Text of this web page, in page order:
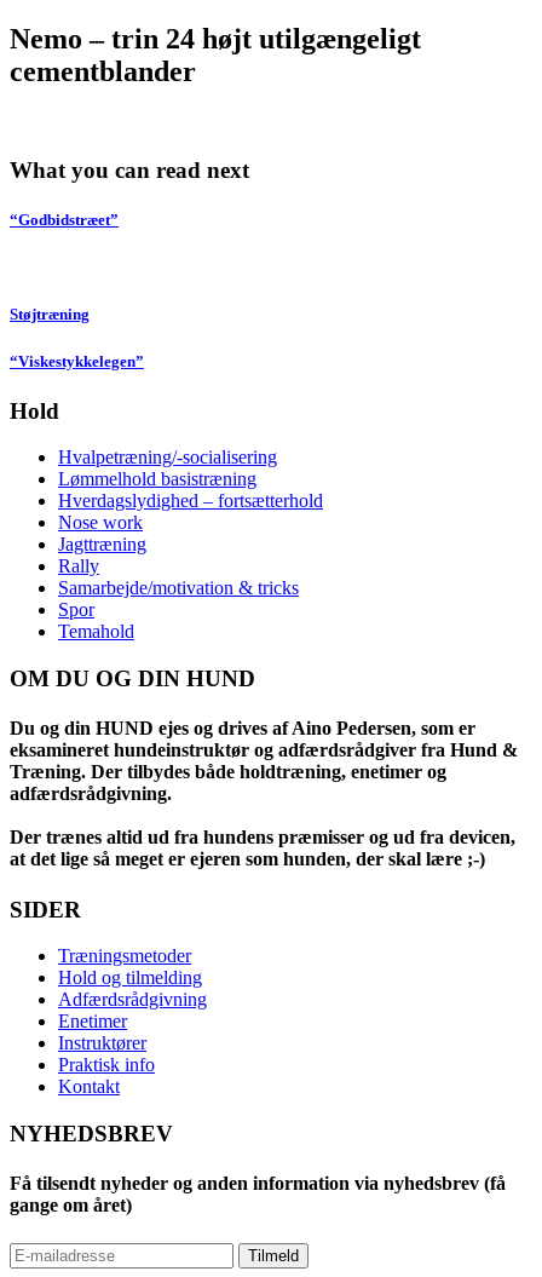
Nemo – trin 24 højt utilgængeligt
cementblander
What you can read next
“Godbidstræet”
Støjtræning
“Viskestykkelegen”
Hold
Hvalpetræning/-socialisering
Lømmelhold basistræning
Hverdagslydighed – fortsætterhold
Nose work
Jagttræning
Rally
Samarbejde/motivation & tricks
Spor
Temahold
OM DU OG DIN HUND
Du og din HUND ejes og drives af Aino Pedersen, som er
eksamineret hundeinstruktør og adfærdsrådgiver fra Hund &
Træning. Der tilbydes både holdtræning, enetimer og
adfærdsrådgivning.
Der trænes altid ud fra hundens præmisser og ud fra devicen,
at det lige så meget er ejeren som hunden, der skal lære ;-)
SIDER
Træningsmetoder
Hold og tilmelding
Adfærdsrådgivning
Enetimer
Instruktører
Praktisk info
Kontakt
NYHEDSBREV
Få tilsendt nyheder og anden information via nyhedsbrev (få
gange om året)
Tilmeld